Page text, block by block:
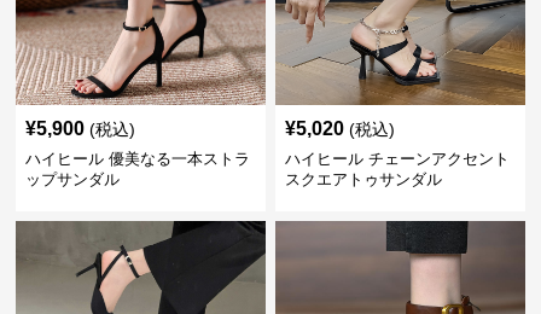
¥5,900 (税込)
ハイヒール 優美なる一本ストラ
ップサンダル
¥5,020 (税込)
ハイヒール チェーンアクセント
スクエアトゥサンダル